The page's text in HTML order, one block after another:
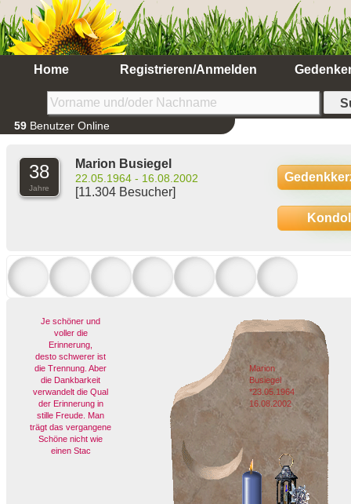
Home Registrieren/Anmelden
59 Benutzer Online
38
Jahre
Marion Busiegel
22.05.1964 - 16.08.2002
[11.304 Besucher]
Je schöner und
voller die
Erinnerung,
desto schwerer ist
die Trennung. Aber
die Dankbarkeit
verwandelt die Qual
der Erinnerung in
stille Freude. Man
trägt das vergangene
Schöne nicht wie
einen Stac
Marion
Busiegel
*23.05.1964
16.08.2002